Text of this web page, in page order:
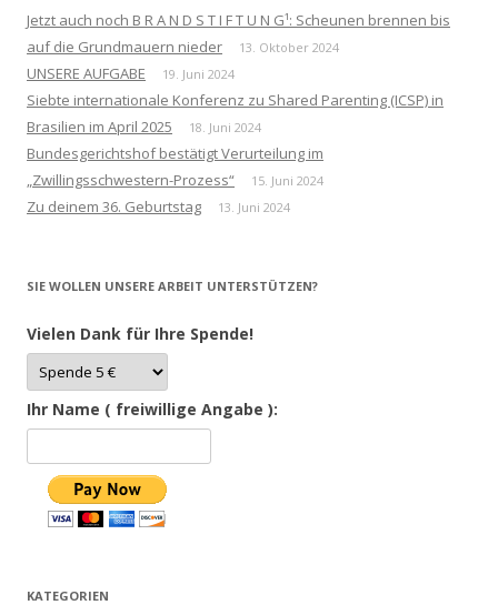
Jetzt auch noch B R A N D S T I F T U N G¹: Scheunen brennen bis
auf die Grundmauern nieder
13. Oktober 2024
UNSERE AUFGABE 19. Juni 2024
Siebte internationale Konferenz zu Shared Parenting (ICSP) in
Brasilien im April 2025
18. Juni 2024
Bundesgerichtshof bestätigt Verurteilung im
„Zwillingsschwestern-Prozess“
15. Juni 2024
Zu deinem 36. Geburtstag 13. Juni 2024
SIE WOLLEN UNSERE ARBEIT UNTERSTÜTZEN?
Vielen Dank für Ihre Spende!
Ihr Name ( freiwillige Angabe ):
KATEGORIEN